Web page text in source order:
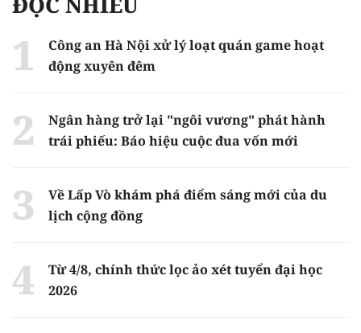
Công an Hà Nội xử lý loạt quán game hoạt
động xuyên đêm
Ngân hàng trở lại "ngôi vương" phát hành
trái phiếu: Báo hiệu cuộc đua vốn mới
Về Lấp Vò khám phá điểm sáng mới của du
lịch cộng đồng
Từ 4/8, chính thức lọc ảo xét tuyển đại học
2026